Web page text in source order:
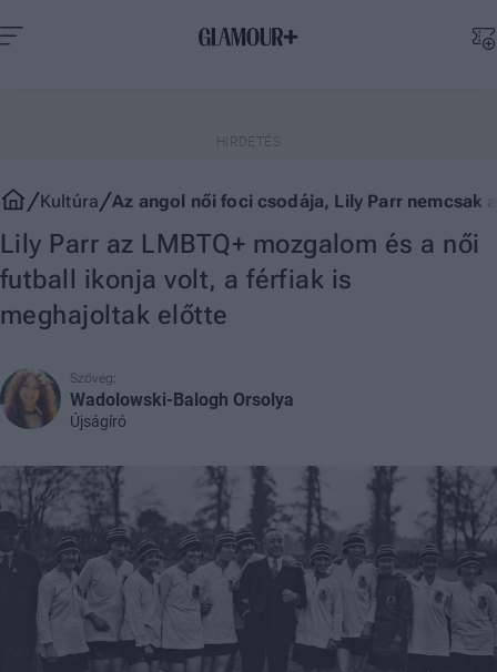
Kultúra Az angol női foci csodája, Lily Parr nemcsak
Lily Parr az LMBTQ+ mozgalom és a női
futball ikonja volt, a férfiak is
meghajoltak előtte
Szöveg:
Wadolowski-Balogh Orsolya
Újságíró